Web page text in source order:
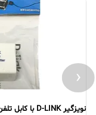
نویزگیر D-LINK با کابل تلفن
‹